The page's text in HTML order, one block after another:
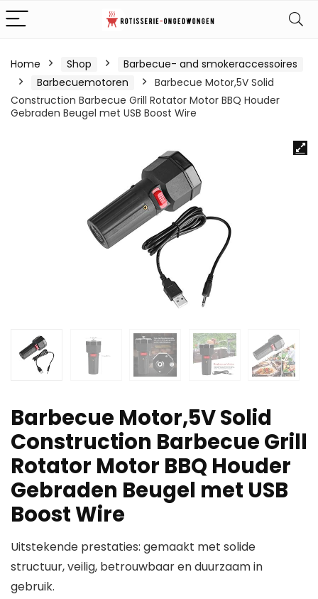
Home Shop
Barbecue- and smokeraccessoires
Barbecuemotoren
Barbecue Motor,5V Solid
Construction Barbecue Grill Rotator Motor BBQ Houder
Gebraden Beugel met USB Boost Wire
Barbecue Motor,5V Solid
Construction Barbecue Grill
Rotator Motor BBQ Houder
Gebraden Beugel met USB
Boost Wire
Uitstekende prestaties: gemaakt met solide
structuur, veilig, betrouwbaar en duurzaam in
gebruik.